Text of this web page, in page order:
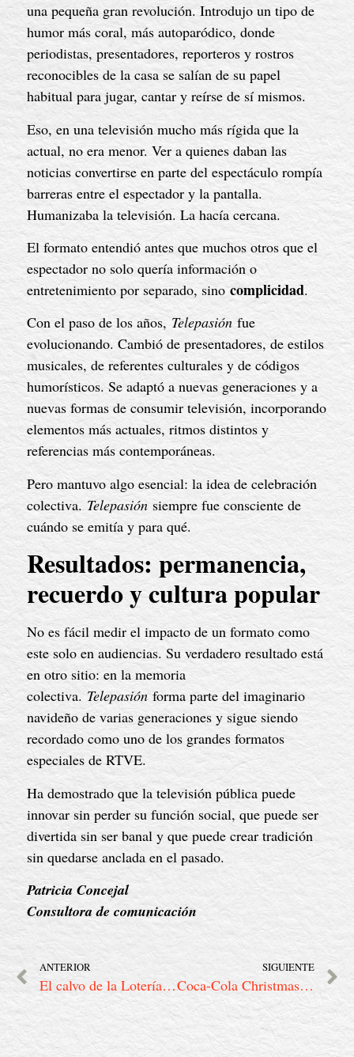
una pequeña gran revolución. Introdujo un tipo de
humor más coral, más autoparódico, donde
periodistas, presentadores, reporteros y rostros
reconocibles de la casa se salían de su papel
habitual para jugar, cantar y reírse de sí mismos.
Eso, en una televisión mucho más rígida que la
actual, no era menor. Ver a quienes daban las
noticias convertirse en parte del espectáculo rompía
barreras entre el espectador y la pantalla.
Humanizaba la televisión. La hacía cercana.
El formato entendió antes que muchos otros que el
espectador no solo quería información o
entretenimiento por separado, sinocomplicidad.
Con el paso de los años,Telepasión fue
evolucionando. Cambió de presentadores, de estilos
musicales, de referentes culturales y de códigos
humorísticos. Se adaptó a nuevas generaciones y a
nuevas formas de consumir televisión, incorporando
elementos más actuales, ritmos distintos y
referencias más contemporáneas.
Pero mantuvo algo esencial: la idea de celebración
colectiva. Telepasión siempre fue consciente de
cuándo se emitía y para qué.
Resultados: permanencia,
recuerdo y cultura popular
No es fácil medir el impacto de un formato como
este solo en audiencias. Su verdadero resultado está
en otro sitio: en la memoria
colectiva. Telepasiónforma parte del imaginario
navideño de varias generaciones y sigue siendo
recordado como uno de los grandes formatos
especiales de RTVE.
Ha demostrado que la televisión pública puede
innovar sin perder su función social, que puede ser
divertida sin ser banal y que puede crear tradición
sin quedarse anclada en el pasado.
Patricia Concejal
Consultora de comunicación
ANTERIOR
El calvo de la Lotería: el mito silencioso que convirtió la Navidad en un sueño compartido
SIGUIENTE
Coca-Cola Christmas Ad (1995): la chispa de la Navidad